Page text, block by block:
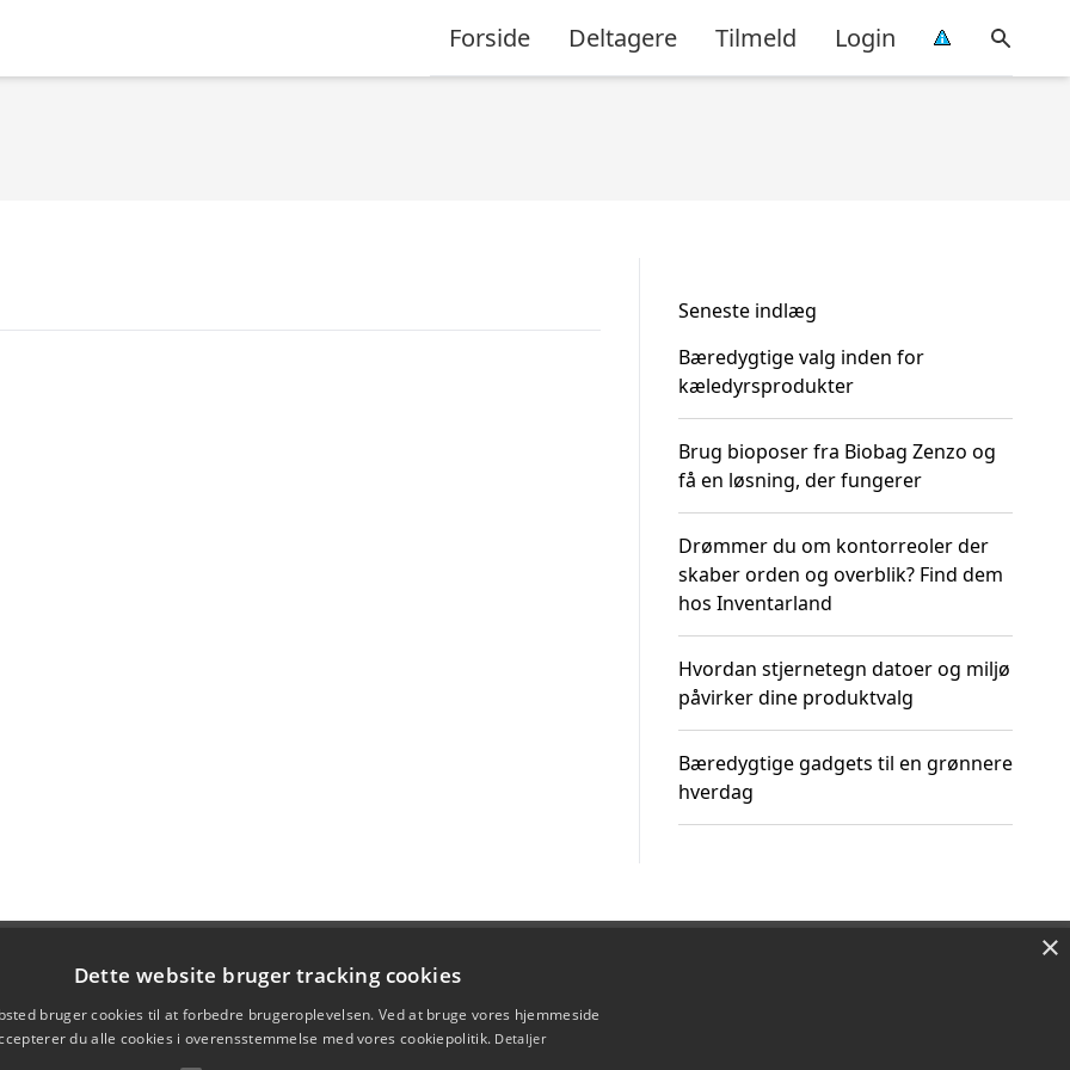
Forside Deltagere Tilmeld Login
Seneste indlæg
Bæredygtige valg inden for
kæledyrsprodukter
Brug bioposer fra Biobag Zenzo og
få en løsning, der fungerer
Drømmer du om kontorreoler der
skaber orden og overblik? Find dem
hos Inventarland
Hvordan stjernetegn datoer og miljø
påvirker dine produktvalg
Bæredygtige gadgets til en grønnere
hverdag
×
Dette website bruger tracking cookies
bruger cookies til at forbedre brugeroplevelsen. Ved at bruge vores hjemmeside
du alle cookies i overensstemmelse med vores cookiepolitik. Detaljer